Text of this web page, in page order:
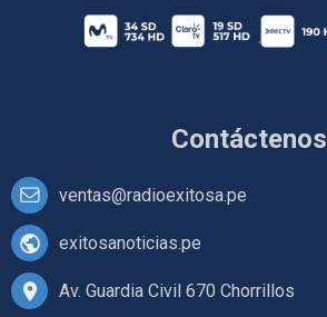
Contáctenos
ventas@radioexitosa.pe
exitosanoticias.pe
Av. Guardia Civil 670 Chorrillos